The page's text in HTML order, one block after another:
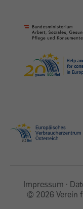
Impressum
© 2026 Verein